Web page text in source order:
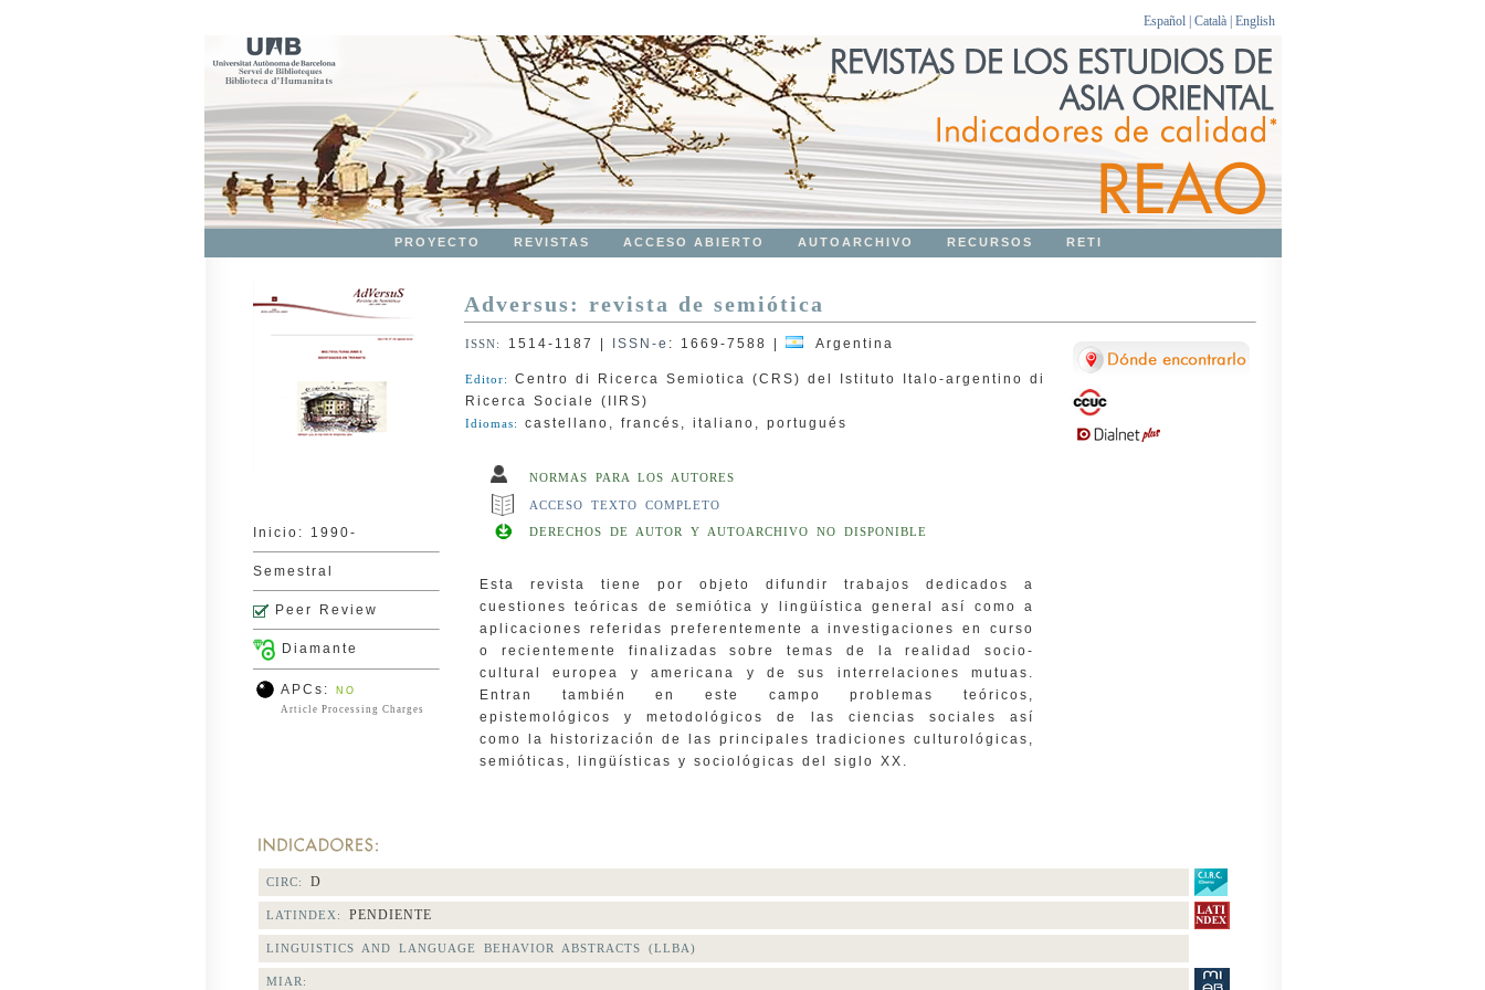
Español| Català| English
PROYECTO REVISTAS ACCESO ABIERTO AUTOARCHIVO RECURSOS RETI
Inicio: 1990-
Semestral
Peer Review
Diamante
APCs:
NO
Article Processing Charges
Adversus: revista de semiótica
ISSN: 1514-1187 ISSN-e : 1669-7588 Argentina
Editor:
Centro di Ricerca Semiotica (CRS) del Istituto Italo-argentino di
Ricerca Sociale (IIRS)
Idiomas: castellano, francés, italiano, portugués
NORMAS PARA LOS AUTORES
ACCESO TEXTO COMPLETO
DERECHOS DE AUTOR Y AUTOARCHIVO NO DISPONIBLE
Esta revista tiene por objeto difundir trabajos dedicados a
cuestiones teóricas de semiótica y lingüística general así como a
aplicaciones referidas preferentemente a investigaciones en curso
o recientemente finalizadas sobre temas de la realidad socio-
cultural europea y americana y de sus interrelaciones mutuas.
Entran también en este campo problemas teóricos,
epistemológicos y metodológicos de las ciencias sociales así
como la historización de las principales tradiciones culturológicas,
semióticas, lingüísticas y sociológicas del siglo XX.
CIRC: D
LATINDEX: PENDIENTE
LINGUISTICS AND LANGUAGE BEHAVIOR ABSTRACTS (LLBA)
MIAR: